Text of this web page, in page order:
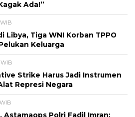
Ada!”
Libya, Tiga WNI Korban TPPO
Keluarga
Strike Harus Jadi Instrumen
Represi Negara
Astamaops Polri Fadil Imran: